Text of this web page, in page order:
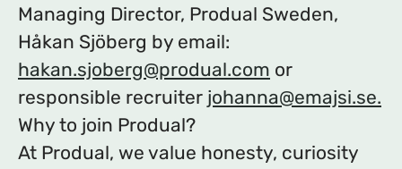
Managing Director, Produal Sweden,
Håkan Sjöberg by email:
hakan.sjoberg@produal.com or
responsible recruiter johanna@emajsi.se.
Why to join Produal?
At Produal, we value honesty, curiosity